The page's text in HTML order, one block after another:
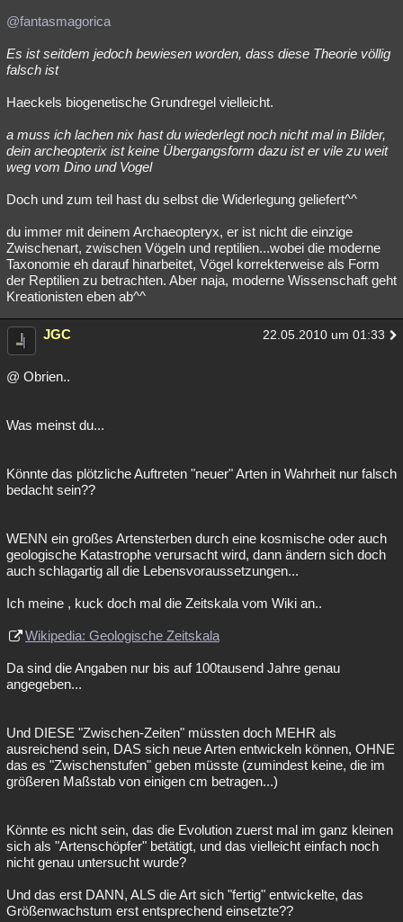
@fantasmagorica
Es ist seitdem jedoch bewiesen worden, dass diese Theorie völlig
falsch ist
Haeckels biogenetische Grundregel vielleicht.
a muss ich lachen nix hast du wiederlegt noch nicht mal in Bilder,
dein archeopterix ist keine Übergangsform dazu ist er vile zu weit
weg vom Dino und Vogel
Doch und zum teil hast du selbst die Widerlegung geliefert^^
du immer mit deinem Archaeopteryx, er ist nicht die einzige
Zwischenart, zwischen Vögeln und reptilien...wobei die moderne
Taxonomie eh darauf hinarbeitet, Vögel korrekterweise als Form
der Reptilien zu betrachten. Aber naja, moderne Wissenschaft geht
Kreationisten eben ab^^
JGC 22.05.2010 um 01:33
@ Obrien..
Was meinst du...
Könnte das plötzliche Auftreten "neuer" Arten in Wahrheit nur falsch
bedacht sein??
WENN ein großes Artensterben durch eine kosmische oder auch
geologische Katastrophe verursacht wird, dann ändern sich doch
auch schlagartig all die Lebensvoraussetzungen...
Ich meine , kuck doch mal die Zeitskala vom Wiki an..
Wikipedia: Geologische Zeitskala
Da sind die Angaben nur bis auf 100tausend Jahre genau
angegeben...
Und DIESE "Zwischen-Zeiten" müssten doch MEHR als
ausreichend sein, DAS sich neue Arten entwickeln können, OHNE
das es "Zwischenstufen" geben müsste (zumindest keine, die im
größeren Maßstab von einigen cm betragen...)
Könnte es nicht sein, das die Evolution zuerst mal im ganz kleinen
sich als "Artenschöpfer" betätigt, und das vielleicht einfach noch
nicht genau untersucht wurde?
Und das erst DANN, ALS die Art sich "fertig" entwickelte, das
Größenwachstum erst entsprechend einsetzte??